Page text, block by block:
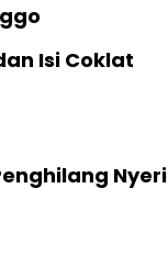
Isi Coklat
Nyeri